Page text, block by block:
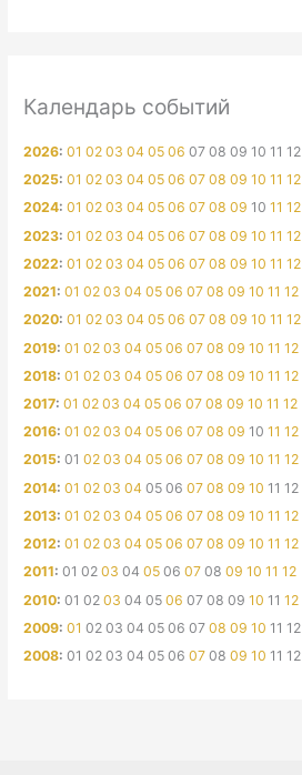
Календарь событий
2026:01 02 03 04 05 06 07 08 09 10 11 12
2025:01 02 03 04 05 06 07 08 09 10 11 12
2024:01 02 03 04 05 06 07 08 09 10 11 12
2023:01 02 03 04 05 06 07 08 09 10 11 12
2022:01 02 03 04 05 06 07 08 09 10 11 12
2021:01 02 03 04 05 06 07 08 09 10 11 12
2020:01 02 03 04 05 06 07 08 09 10 11 12
2019:01 02 03 04 05 06 07 08 09 10 11 12
2018:01 02 03 04 05 06 07 08 09 10 11 12
2017:01 02 03 04 05 06 07 08 09 10 11 12
2016:01 02 03 04 05 06 07 08 09 10 11 12
2015:01 02 03 04 05 06 07 08 09 10 11 12
2014:01 02 03 04 05 06 07 08 09 10 11 12
2013:01 02 03 04 05 06 07 08 09 10 11 12
2012:01 02 03 04 05 06 07 08 09 10 11 12
2011:01 02 03 04 05 06 07 08 09 10 11 12
2010:01 02 03 04 05 06 07 08 09 10 11 12
2009:01 02 03 04 05 06 07 08 09 10 11 12
2008:01 02 03 04 05 06 07 08 09 10 11 12